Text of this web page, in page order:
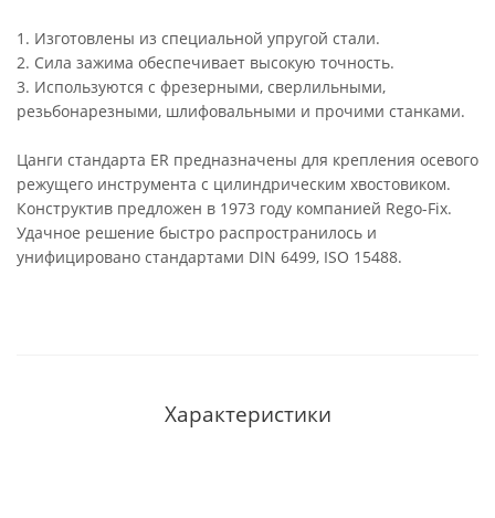
1. Изготовлены из специальной упругой стали.
2. Сила зажима обеспечивает высокую точность.
3. Используются с фрезерными, сверлильными,
резьбонарезными, шлифовальными и прочими станками.
Цанги стандарта ER предназначены для крепления осевого
режущего инструмента с цилиндрическим хвостовиком.
Конструктив предложен в 1973 году компанией Rego-Fix.
Удачное решение быстро распространилось и
унифицировано стандартами DIN 6499, ISO 15488.
Характеристики